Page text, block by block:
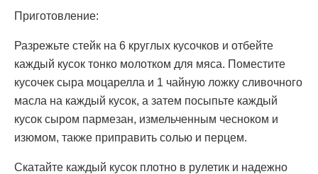
Приготовление:
Разрежьте стейк на 6 круглых кусочков и отбейте
каждый кусок тонко молотком для мяса. Поместите
кусочек сыра моцарелла и 1 чайную ложку сливочного
масла на каждый кусок, а затем посыпьте каждый
кусок сыром пармезан, измельченным чесноком и
изюмом, также приправить солью и перцем.
Скатайте каждый кусок плотно в рулетик и надежно